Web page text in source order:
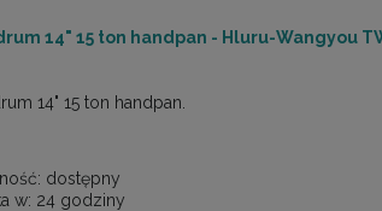
14" 15 ton handpan - Hluru-Wangyou
14" 15 ton handpan.
dostępny
w: 24 godziny